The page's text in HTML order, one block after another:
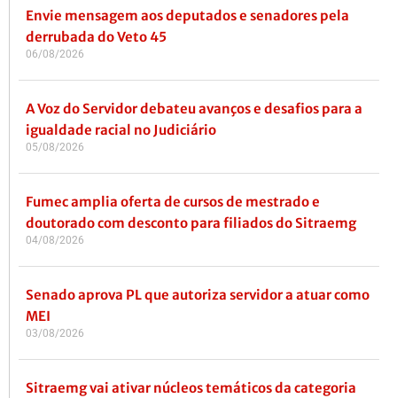
Envie mensagem aos deputados e senadores pela
derrubada do Veto 45
06/08/2026
A Voz do Servidor debateu avanços e desafios para a
igualdade racial no Judiciário
05/08/2026
Fumec amplia oferta de cursos de mestrado e
doutorado com desconto para filiados do Sitraemg
04/08/2026
Senado aprova PL que autoriza servidor a atuar como
MEI
03/08/2026
Sitraemg vai ativar núcleos temáticos da categoria